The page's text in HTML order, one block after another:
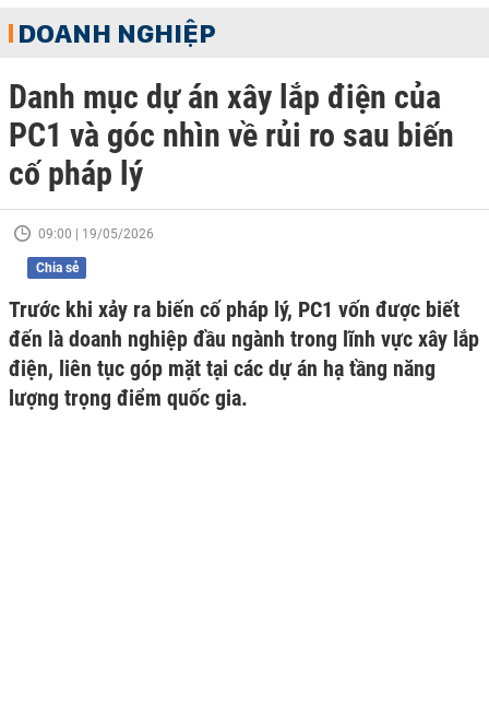
DOANH NGHIỆP
Danh mục dự án xây lắp điện của
PC1 và góc nhìn về rủi ro sau biến
cố pháp lý
09:00 | 19/05/2026
Chia sẻ
Trước khi xảy ra biến cố pháp lý, PC1 vốn được biết
đến là doanh nghiệp đầu ngành trong lĩnh vực xây lắp
điện, liên tục góp mặt tại các dự án hạ tầng năng
lượng trọng điểm quốc gia.